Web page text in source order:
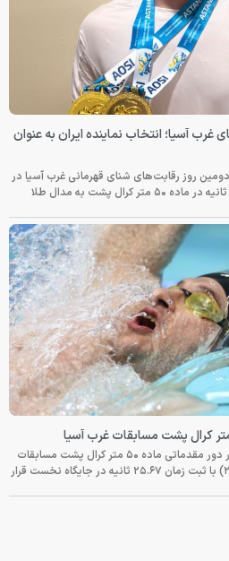
آسیا؛ انتخاب نماینده ایران به عنوان
روز رقابت‌های شنای قهرمانی غرب آسیا در
هومر عباسی، شناگر تیم ملی ایران، در دور مقدماتی ماده ۵۰ متر کرال پشت مسابقات